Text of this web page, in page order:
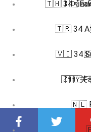
🇹🇭 34 ข้อเท็
🇹🇷 34
🇻🇮 34
🇿🇭 关
🇮🇩
🇲🇾
🇳🇱